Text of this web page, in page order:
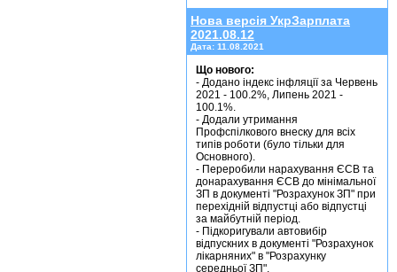
Нова версія УкрЗарплата
2021.08.12
Дата: 11.08.2021
Що нового:
- Додано індекс інфляції за Червень
2021 - 100.2%, Липень 2021 -
100.1%.
- Додали утримання
Профспілкового внеску для всіх
типів роботи (було тільки для
Основного).
- Переробили нарахування ЄСВ та
донарахування ЄСВ до мінімальної
ЗП в документі "Розрахунок ЗП" при
перехідній відпустці або відпустці
за майбутній період.
- Підкоригували автовибір
відпускних в документі "Розрахунок
лікарняних" в "Розрахунку
середньої ЗП".